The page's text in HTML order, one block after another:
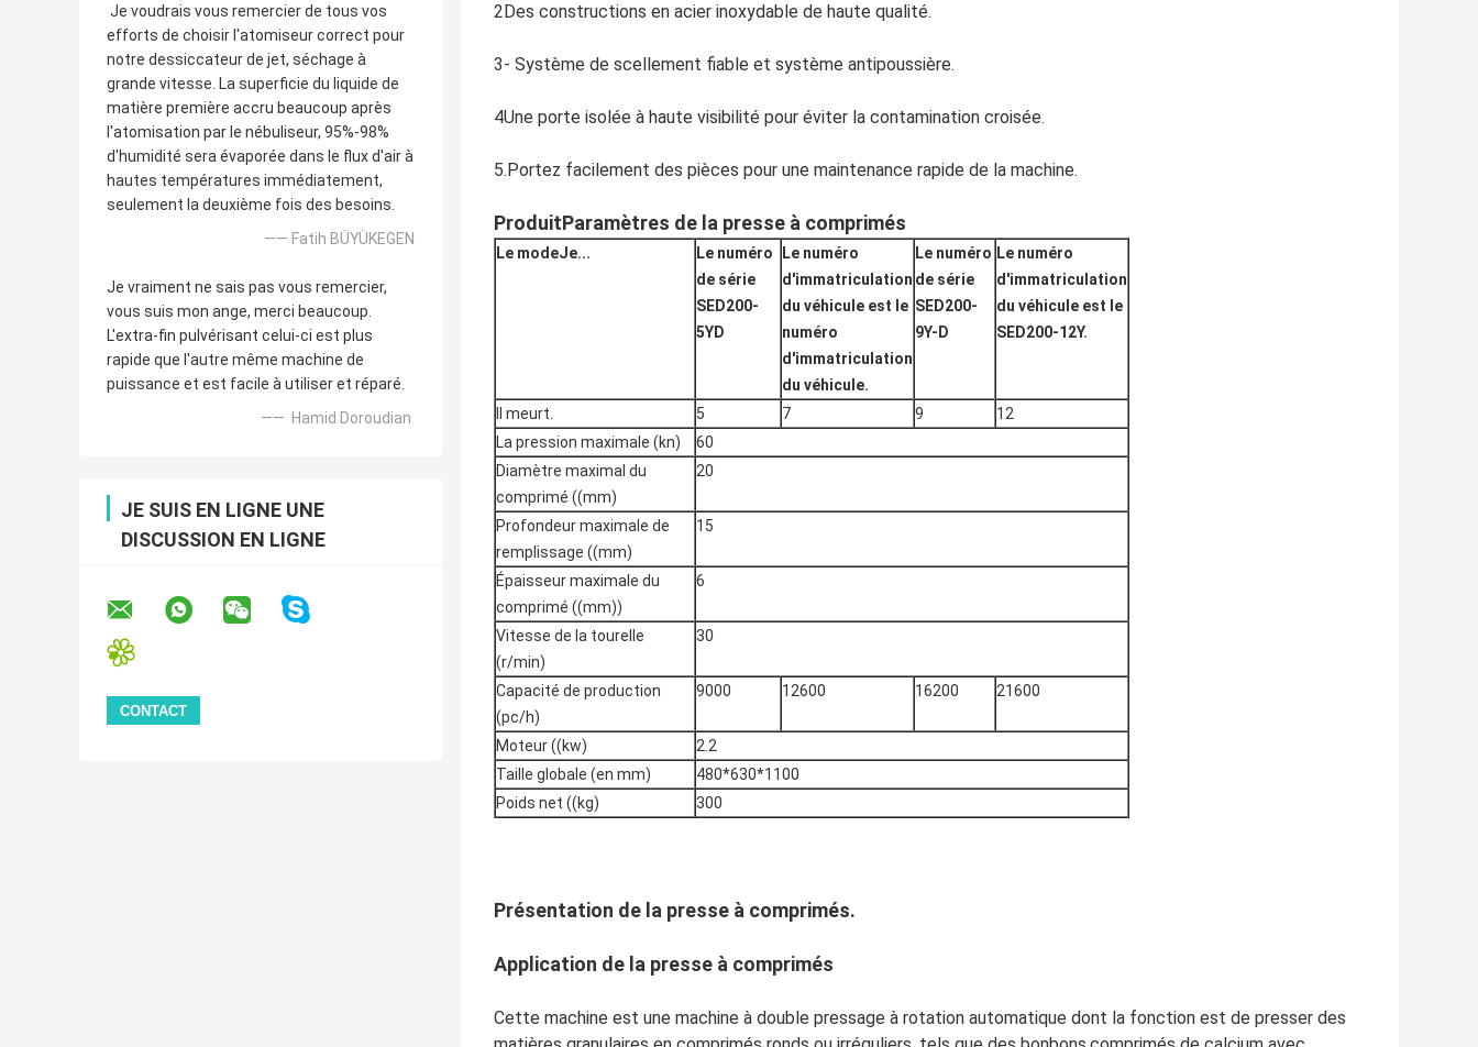
Je voudrais vous remercier de tous vos
efforts de choisir l'atomiseur correct pour
notre dessiccateur de jet, séchage à
grande vitesse. La superficie du liquide de
matière première accru beaucoup après
l'atomisation par le nébuliseur, 95%-98%
d'humidité sera évaporée dans le flux d'air à
hautes températures immédiatement,
seulement la deuxième fois des besoins.
—— Fatih BÜYÜKEGEN
Je vraiment ne sais pas vous remercier,
vous suis mon ange, merci beaucoup.
L'extra-fin pulvérisant celui-ci est plus
rapide que l'autre même machine de
puissance et est facile à utiliser et réparé.
—— Hamid Doroudian
JE SUIS EN LIGNE UNE
DISCUSSION EN LIGNE
2Des constructions en acier inoxydable de haute qualité.
3- Système de scellement fiable et système antipoussière.
4Une porte isolée à haute visibilité pour éviter la contamination croisée.
5.Portez facilement des pièces pour une maintenance rapide de la machine.
ProduitParamètres de la presse à comprimés
Le modeJe...
Le numéro
de série
SED200-
5YD
Le numéro
d'immatriculation
du véhicule est le
numéro
d'immatriculation
du véhicule.
Le numéro
de série
SED200-
9Y-D
Le numéro
d'immatriculation
du véhicule est le
SED200-12Y.
Il meurt. 5 7 9
12
La pression maximale (kn)
60
Diamètre maximal du
comprimé ((mm)
20
Profondeur maximale de
remplissage ((mm)
15
Épaisseur maximale du
comprimé ((mm))
6
Vitesse de la tourelle
(r/min)
30
Capacité de production
(pc/h)
9000 12600 16200 21600
Moteur ((kw)
2.2
Taille globale (en mm)
480*630*1100
Poids net ((kg)
300
Présentation de la presse à comprimés.
Application de la presse à comprimés
Cette machine est une machine à double pressage à rotation automatique dont la fonction est de presser des